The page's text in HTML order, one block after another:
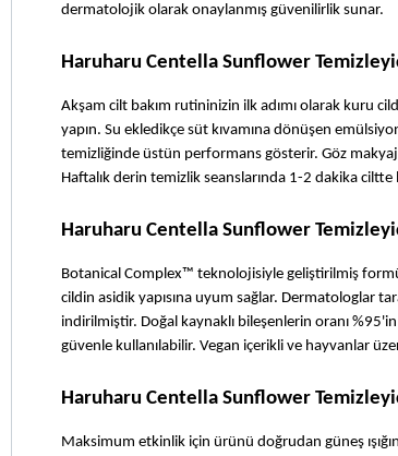
dermatolojik olarak onaylanmış güvenilirlik sunar.
Haruharu Centella Sunflower
Akşam cilt bakım rutininizin ilk adımı olarak kuru
yapın. Su ekledikçe süt kıvamına dönüşen
temizliğinde üstün performans gösterir. Göz
Haftalık derin temizlik seanslarında 1-2 dakika
Haruharu Centella Sunflower
Botanical Complex™ teknolojisiyle geliştirilmiş
cildin asidik yapısına uyum sağlar. Dermatologlar
indirilmiştir. Doğal kaynaklı bileşenlerin oranı
güvenle kullanılabilir. Vegan içerikli ve hayvanlar
Haruharu Centella Sunflower
Maksimum etkinlik için ürünü doğrudan güneş